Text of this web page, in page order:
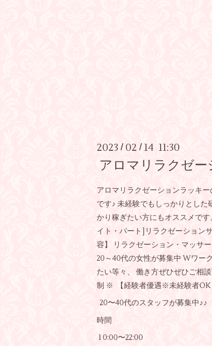
2023 / 02 / 14 11:30
アロマリラクゼ
アロマリラクゼーションラッキ
です♪ 未経験でもしっかりとした
かり稼ぎたい方にもオススメで
イト・パート]リラクゼーション
容】 リラクゼーション・マッサ
20～40代の女性が募集中 Wワー
たい等々、 働き方ぜひぜひご相
制 ※ 【経験者優遇※未経験者OK
20〜40代のスタッフが募集中♪♪
時間
1 0:00〜22:00